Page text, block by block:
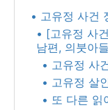
• 고유정 사건
• [고유정 사
남편, 의붓아
• 고유정 사
• 고유정 살
• 또 다른 읽